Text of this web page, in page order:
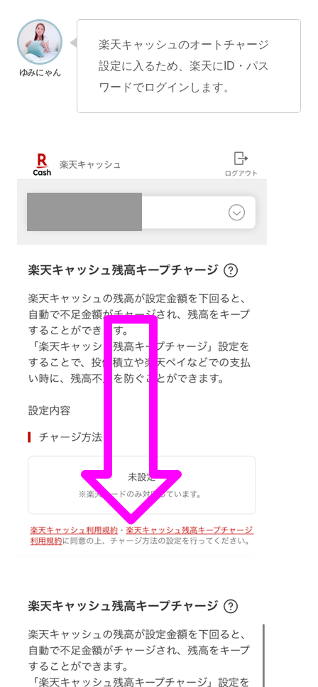
楽天キャッシュのオートチャージ
設定に入るため、楽天にID・パス
ワードでログインします。